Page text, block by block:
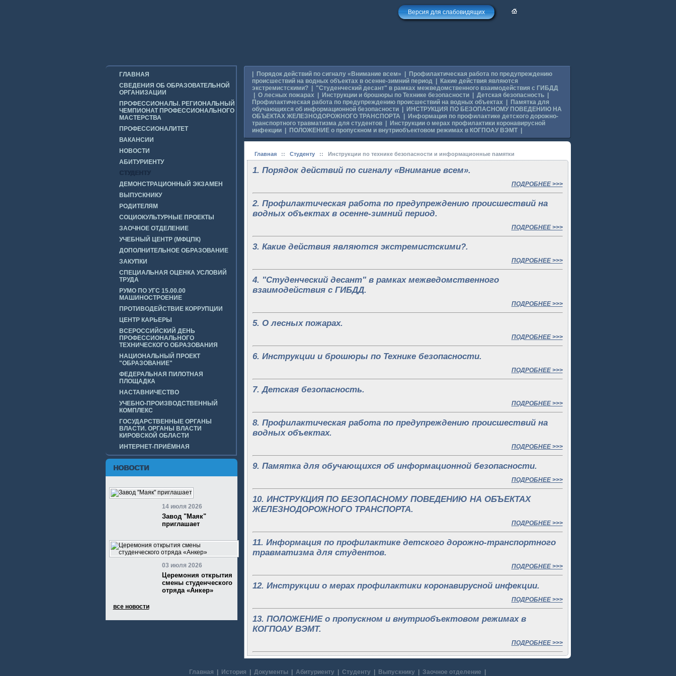
Версия для слабовидящих
ГЛАВНАЯ
СВЕДЕНИЯ ОБ ОБРАЗОВАТЕЛЬНОЙ
ОРГАНИЗАЦИИ
ПРОФЕССИОНАЛЫ. РЕГИОНАЛЬНЫЙ
ЧЕМПИОНАТ ПРОФЕССИОНАЛЬНОГО
МАСТЕРСТВА
ПРОФЕССИОНАЛИТЕТ
ВАКАНСИИ
НОВОСТИ
АБИТУРИЕНТУ
СТУДЕНТУ
ДЕМОНСТРАЦИОННЫЙ ЭКЗАМЕН
ВЫПУСКНИКУ
РОДИТЕЛЯМ
СОЦИОКУЛЬТУРНЫЕ ПРОЕКТЫ
ЗАОЧНОЕ ОТДЕЛЕНИЕ
УЧЕБНЫЙ ЦЕНТР (МФЦПК)
ДОПОЛНИТЕЛЬНОЕ ОБРАЗОВАНИЕ
ЗАКУПКИ
СПЕЦИАЛЬНАЯ ОЦЕНКА УСЛОВИЙ
ТРУДА
РУМО ПО УГС 15.00.00
МАШИНОСТРОЕНИЕ
ПРОТИВОДЕЙСТВИЕ КОРРУПЦИИ
ЦЕНТР КАРЬЕРЫ
ВСЕРОССИЙСКИЙ ДЕНЬ
ПРОФЕССИОНАЛЬНОГО
ТЕХНИЧЕСКОГО ОБРАЗОВАНИЯ
НАЦИОНАЛЬНЫЙ ПРОЕКТ
"ОБРАЗОВАНИЕ"
ФЕДЕРАЛЬНАЯ ПИЛОТНАЯ
ПЛОЩАДКА
НАСТАВНИЧЕСТВО
УЧЕБНО-ПРОИЗВОДСТВЕННЫЙ
КОМПЛЕКС
ГОСУДАРСТВЕННЫЕ ОРГАНЫ
ВЛАСТИ. ОРГАНЫ ВЛАСТИ
КИРОВСКОЙ ОБЛАСТИ
ИНТЕРНЕТ-ПРИЁМНАЯ
НОВОСТИ
14 июля 2026
Завод "Маяк"
приглашает
03 июля 2026
Церемония открытия
смены студенческого
отряда «Анкер»
все новости
Порядок действий по сигналу «Внимание всем»
Профилактическая работа по предупреждению
происшествий на водных объектах в осенне-зимний период|
Какие действия являются
экстремистскими?|
"Студенческий десант" в рамках межведомственного взаимодействия с ГИБДД
О лесных пожарах| Инструкции и брошюры по Технике безопасности| Детская безопасность|
Профилактическая работа по предупреждению происшествий на водных объектах|
Памятка для
обучающихся об информационной безопасности|
ИНСТРУКЦИЯ ПО БЕЗОПАСНОМУ ПОВЕДЕНИЮ НА
ОБЪЕКТАХ ЖЕЛЕЗНОДОРОЖНОГО ТРАНСПОРТА
Информация по профилактике детского дорожно-
транспортного травматизма для студентов|
Инструкции о мерах профилактики коронавирусной
инфекции| ПОЛОЖЕНИЕ о пропускном и внутриобъектовом режимах в КОГПОАУ ВЭМТ|
Главная:: Студенту:: Инструкции по технике безопасности и информационные памятки
1. Порядок действий по сигналу «Внимание всем».
ПОДРОБНЕЕ >>>
2. Профилактическая работа по предупреждению происшествий на
водных объектах в осенне-зимний период.
ПОДРОБНЕЕ >>>
3. Какие действия являются экстремистскими?.
ПОДРОБНЕЕ >>>
4. "Студенческий десант" в рамках межведомственного
взаимодействия с ГИБДД.
ПОДРОБНЕЕ >>>
5. О лесных пожарах.
ПОДРОБНЕЕ >>>
6. Инструкции и брошюры по Технике безопасности.
ПОДРОБНЕЕ >>>
7. Детская безопасность.
ПОДРОБНЕЕ >>>
8. Профилактическая работа по предупреждению происшествий на
водных объектах.
ПОДРОБНЕЕ >>>
9. Памятка для обучающихся об информационной безопасности.
ПОДРОБНЕЕ >>>
10. ИНСТРУКЦИЯ ПО БЕЗОПАСНОМУ ПОВЕДЕНИЮ НА ОБЪЕКТАХ
ЖЕЛЕЗНОДОРОЖНОГО ТРАНСПОРТА.
ПОДРОБНЕЕ >>>
11. Информация по профилактике детского дорожно-транспортного
травматизма для студентов.
ПОДРОБНЕЕ >>>
12. Инструкции о мерах профилактики коронавирусной инфекции.
ПОДРОБНЕЕ >>>
13. ПОЛОЖЕНИЕ о пропускном и внутриобъектовом режимах в
КОГПОАУ ВЭМТ.
ПОДРОБНЕЕ >>>
Главная История Документы| Абитуриенту| Студенту| Выпускнику| Заочное отделение